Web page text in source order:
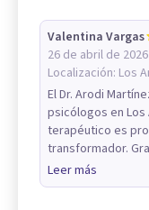
Valentina Vargas
26 de abril de 2026
Localización: Los
El Dr. Arodi
psicólogos en Los
terapéutico es
transformador.
Leer más